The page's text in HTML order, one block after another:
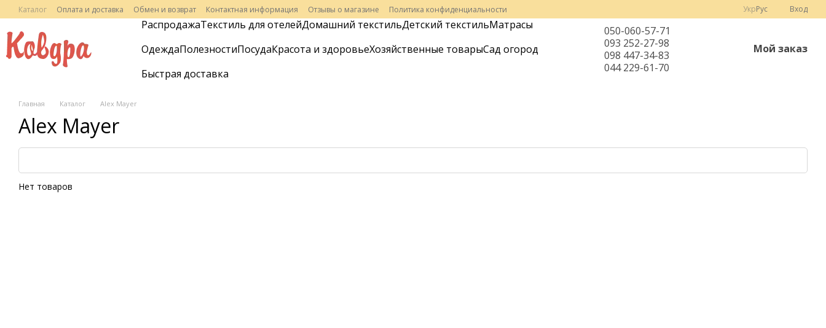
Перейти к основному контенту
Каталог Оплата и доставка Обмен и возврат Контактная информация Отзывы о магазине Политика конфиденциальности УкрРус Вход
РаспродажаТекстиль для отелейДомашний текстильДетский текстильМатрасы
ОдеждаПолезностиПосудаКрасота и здоровьеХозяйственные товарыСад огород
Быстрая доставка
050-060-57-71
093 252-27-98
098 447-34-83
044 229-61-70
Мой заказ
Главная Каталог Alex Mayer
Alex Mayer
Нет товаров